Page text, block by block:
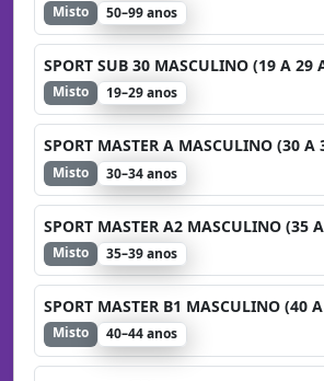
Misto 50–99 anos
SPORT SUB 30 MASCULINO (19 A 29
Misto 19–29 anos
SPORT MASTER A MASCULINO (30 A
Misto 30–34 anos
SPORT MASTER A2 MASCULINO (35
Misto 35–39 anos
SPORT MASTER B1 MASCULINO (40
Misto 40–44 anos